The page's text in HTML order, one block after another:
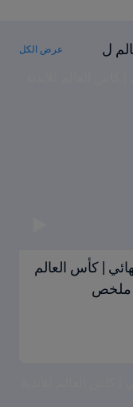
ل
عرض الكل
| نصف النهائي | كأس العالم